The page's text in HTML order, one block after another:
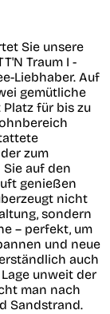
Sie unsere
Traum I -
Liebhaber. Auf
gemütliche
für bis zu
zum
auf den
genießen
nicht
sondern
– perfekt, um
und neue
auch
unweit der
man nach
Sandstrand.